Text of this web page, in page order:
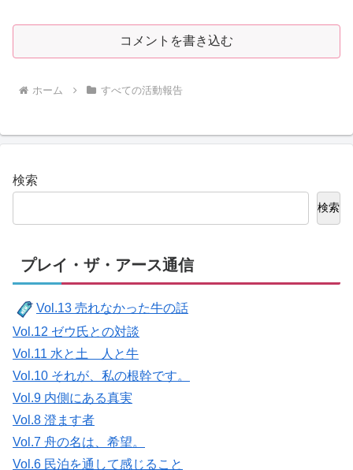
コメントを書き込む
ホーム すべての活動報告
検索
検索
プレイ・ザ・アース通信
Vol.13 売れなかった牛の話
Vol.12 ゼウ氏との対談
Vol.11 水と土 人と牛
Vol.10 それが、私の根幹です。
Vol.9 内側にある真実
Vol.8 澄ます者
Vol.7 舟の名は、希望。
Vol.6 民泊を通して感じること